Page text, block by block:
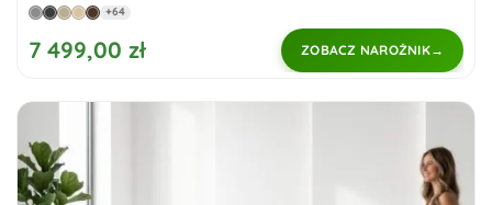
+64
7 499,00 zł ZOBACZ NAROŻNIK